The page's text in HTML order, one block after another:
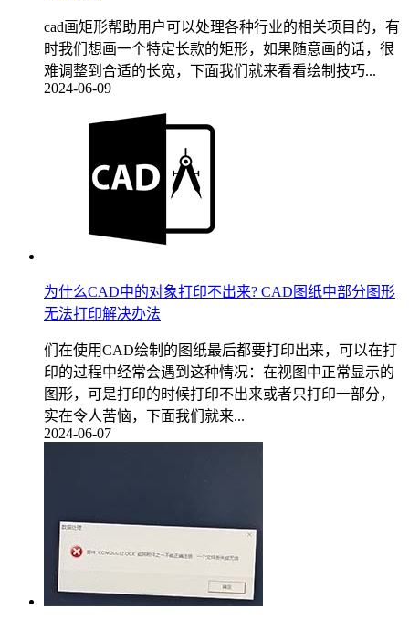
cad画矩形帮助用户可以处理各种行业的相关项目的，有
时我们想画一个特定长款的矩形，如果随意画的话，很
难调整到合适的长宽，下面我们就来看看绘制技巧...
2024-06-09
为什么CAD中的对象打印不出来? CAD图纸中部分图形
无法打印解决办法
们在使用CAD绘制的图纸最后都要打印出来，可以在打
印的过程中经常会遇到这种情况：在视图中正常显示的
图形，可是打印的时候打印不出来或者只打印一部分，
实在令人苦恼，下面我们就来...
2024-06-07